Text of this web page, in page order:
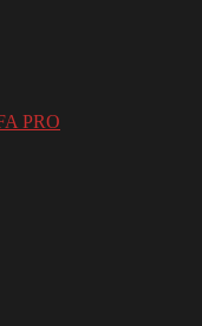
PRO